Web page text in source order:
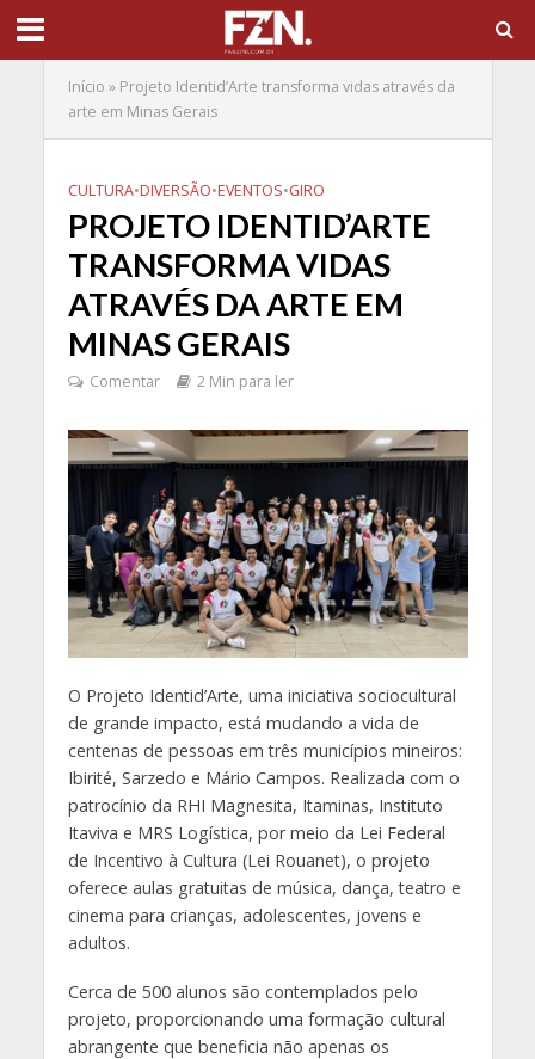
Início » Projeto Identid’Arte transforma vidas através da
arte em Minas Gerais
CULTURA•DIVERSÃO•EVENTOS•GIRO
PROJETO IDENTID’ARTE
TRANSFORMA VIDAS
ATRAVÉS DA ARTE EM
MINAS GERAIS
Comentar 2 Min para ler
O Projeto Identid’Arte, uma iniciativa sociocultural
de grande impacto, está mudando a vida de
centenas de pessoas em três municípios mineiros:
Ibirité, Sarzedo e Mário Campos. Realizada com o
patrocínio da RHI Magnesita, Itaminas, Instituto
Itaviva e MRS Logística, por meio da Lei Federal
de Incentivo à Cultura (Lei Rouanet), o projeto
oferece aulas gratuitas de música, dança, teatro e
cinema para crianças, adolescentes, jovens e
adultos.
Cerca de 500 alunos são contemplados pelo
projeto, proporcionando uma formação cultural
abrangente que beneficia não apenas os